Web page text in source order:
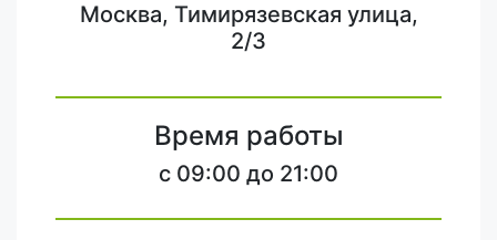
Москва, Тимирязевская улица,
2/3
Время работы
c 09:00 до 21:00